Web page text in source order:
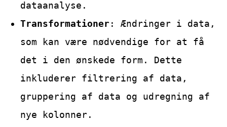
dataanalyse.
Transformationer: Ændringer i data,
som kan være nødvendige for at få
det i den ønskede form. Dette
inkluderer filtrering af data,
gruppering af data og udregning af
nye kolonner.